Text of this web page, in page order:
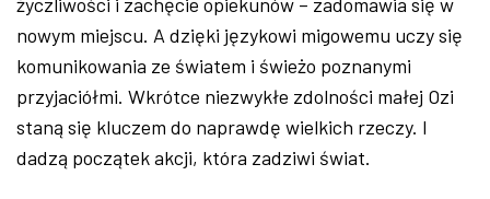
nowym miejscu. A dzięki językowi migowemu uczy się
komunikowania ze światem i świeżo poznanymi
przyjaciółmi. Wkrótce niezwykłe zdolności małej Ozi
staną się kluczem do naprawdę wielkich rzeczy. I
dadzą początek akcji, która zadziwi świat.